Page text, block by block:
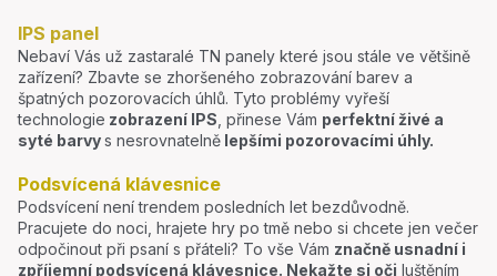
IPS panel
Nebaví Vás už zastaralé TN panely které jsou stále ve většině
zařízení? Zbavte se zhoršeného zobrazování barev a
špatných pozorovacích úhlů. Tyto problémy vyřeší
technologie zobrazení IPS , přinese Vám perfektní živé a
syté barvys nesrovnatelně lepšími pozorovacími úhly.
Podsvícená klávesnice
Podsvícení není trendem posledních let bezdůvodně.
Pracujete do noci, hrajete hry po tmě nebo si chcete jen večer
odpočinout při psaní s přáteli? To vše Vám značně usnadní i
zpříjemní podsvícená klávesnice. Nekažte si oči luštěním